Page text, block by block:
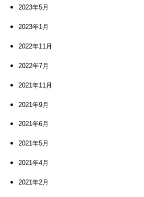
2023年5月
2023年1月
2022年11月
2022年7月
2021年11月
2021年9月
2021年6月
2021年5月
2021年4月
2021年2月